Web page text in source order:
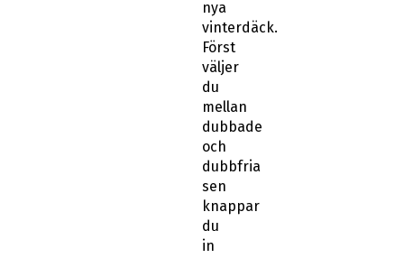
vinterdäck.
Först
väljer
du
mellan
dubbade
och
dubbfria
sen
knappar
du
in
ditt